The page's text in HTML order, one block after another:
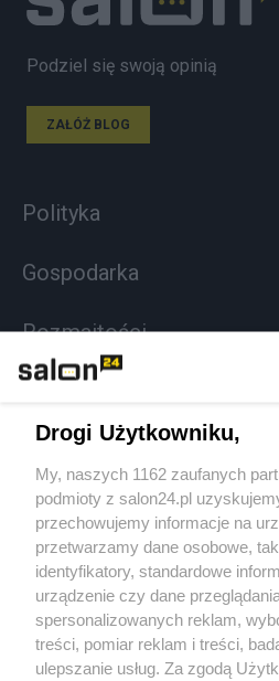
Podziel się swoją opinią
ZAŁÓŻ BLOG
Polityka
Gospodarka
Rozmaitości
Sport
Społeczeństwo
Kultura
X Facebook
Drogi Użytkowniku,
My, naszych 1162 zaufanych
podmioty z salon24.pl
przechowujemy informacje na
przetwarzamy dane osobowe,
identyfikatory, standardowe
urządzenie czy dane
spersonalizowanych reklam,
treści, pomiar reklam i treści,
ulepszanie usług. Za zgodą